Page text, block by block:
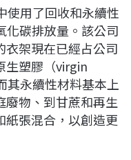
使用了回收和永續性
化碳排放量。該公司
衣架現在已經占公司
生塑膠（virgin
其永續性材料基本上
廢物、到甘蔗和再生
紙張混合，以創造更